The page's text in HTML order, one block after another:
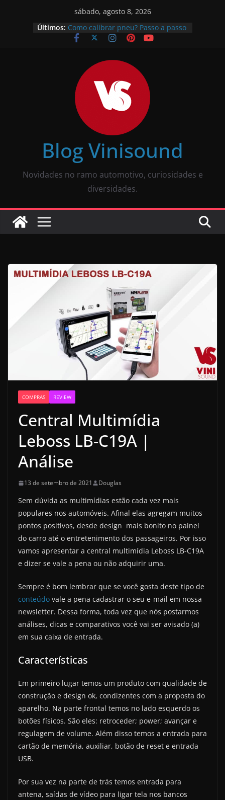
sábado, agosto 8, 2026
Últimos:
O que é pneu remold? É seguro?
Vale a pena?
Como calibrar pneu? Passo a passo
JBL Wave Buds é bom? Uma review
completa
O som automotivo Pioneer é bom?
Review completa
Som para carros com bluetooth e
tela: como escolher?
Blog Vinisound
Novidades no ramo automotivo, curiosidades e
diversidades.
COMPRAS REVIEW
Central Multimídia
Leboss LB-C19A |
Análise
13 de setembro de 2021 Douglas
Sem dúvida as multimídias estão cada vez mais
populares nos automóveis. Afinal elas agregam muitos
pontos positivos, desde design mais bonito no painel
do carro até o entretenimento dos passageiros. Por isso
vamos apresentar a central multimídia Leboss LB-C19A
e dizer se vale a pena ou não adquirir uma.
Sempre é bom lembrar que se você gosta deste tipo de
conteúdo vale a pena cadastrar o seu e-mail em nossa
newsletter. Dessa forma, toda vez que nós postarmos
análises, dicas e comparativos você vai ser avisado (a)
em sua caixa de entrada.
Características
Em primeiro lugar temos um produto com qualidade de
construção e design ok, condizentes com a proposta do
aparelho. Na parte frontal temos no lado esquerdo os
botões físicos. São eles: retroceder; power; avançar e
regulagem de volume. Além disso temos a entrada para
cartão de memória, auxiliar, botão de reset e entrada
USB.
Por sua vez na parte de trás temos entrada para
antena, saídas de vídeo para ligar tela nos bancos